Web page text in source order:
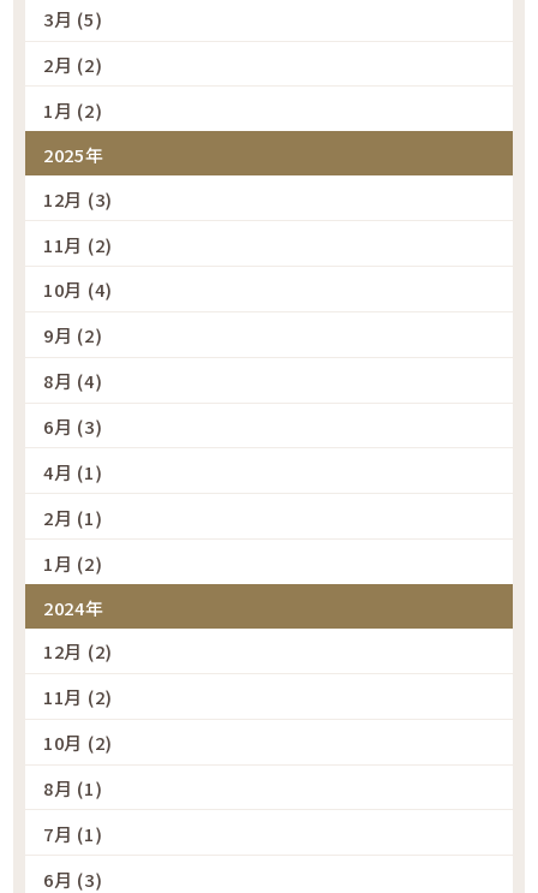
3月 (5)
2月 (2)
1月 (2)
2025年
12月 (3)
11月 (2)
10月 (4)
9月 (2)
8月 (4)
6月 (3)
4月 (1)
2月 (1)
1月 (2)
2024年
12月 (2)
11月 (2)
10月 (2)
8月 (1)
7月 (1)
6月 (3)